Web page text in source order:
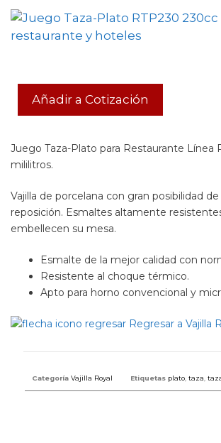
Añadir a Cotización
Juego Taza-Plato para Restaurante Línea
mililitros.
Vajilla de porcelana con gran posibilidad
reposición. Esmaltes altamente
embellecen su mesa.
Esmalte de la mejor calidad con
Resistente al choque térmico.
Apto para horno convencional y
Regresar a Vajilla
Categoría Vajilla Royal Etiquetas plato taza